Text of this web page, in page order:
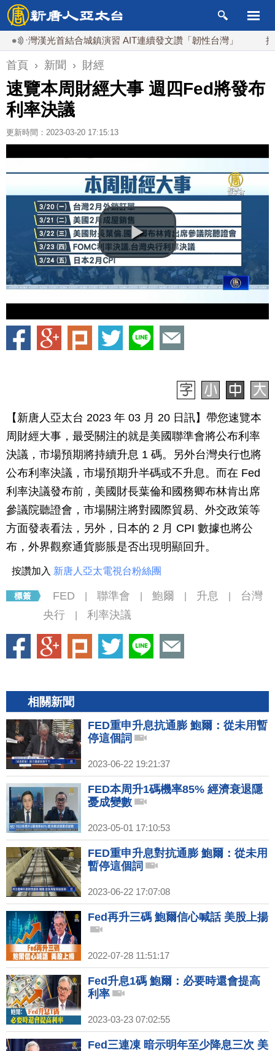
灣漢光首結合城鎮演習 AIT連續發文讚「韌性台灣」 搞分化
首頁 › 新聞 › 財經
速覽本周財經大事 週四Fed將發布
利率決議
更新時間：2023-03-20 17:15:13
【新唐人亞太台 2023 年 03 月 20 日訊】帶您速覽本
周財經大事，最受關注的就是美國聯準會將公布利率
決議，市場預期將持續升息 1 碼。另外台灣央行也將
公布利率決議，市場預期升半碼或不升息。而在 Fed
利率決議發布前，美國財長葉倫和國務卿布林肯出席
參議院聽證會，市場關注將對國際貿易、外交政策等
方面發表看法，另外，日本的 2 月 CPI 數據也將公
布，外界觀察通貨膨脹是否出現明顯回升。
按讚加入 新唐人亞太電視台粉絲團
FED 聯準會 鮑爾 升息
台灣
央行
利率決議
相關新聞
FED重申升息抗通膨 鮑爾：從未用暫
停這個詞
2023-06-22 19:21:37
FED本周升1碼機率85% 經濟衰退隱
憂成變數
2023-05-01 17:10:53
FED重申升息對抗通膨 鮑爾：從未用
暫停這個詞
2023-06-22 17:07:08
Fed再升三碼 鮑爾信心喊話 美股上揚
2022-07-28 11:51:17
Fed升息1碼 鮑爾：必要時還會提高
利率
2023-03-23 07:02:55
Fed三連凍 暗示明年至少降息三次 美